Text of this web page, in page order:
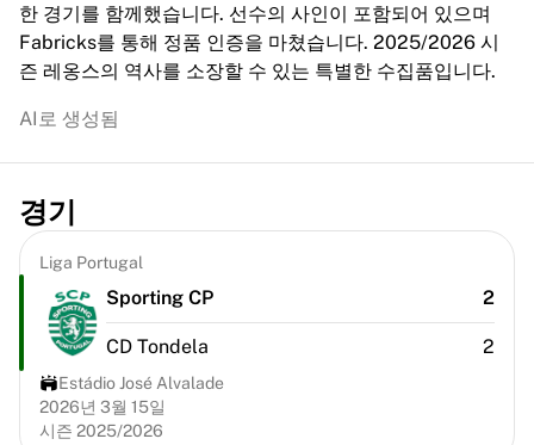
아스널 WFC
국가별로 둘러보기
농구
샬럿 호네츠
시카고 불스
포틀랜드 트레일 블레이저스
비르투스 볼로냐
농구 전체 보기
주요 NBA 팀
샬럿 호네츠
시카고 불스
포틀랜드 트레일 블레이저스
LA 클리퍼스
한 경기를 함께했습니다. 선수의 사인이 포함되어 있으며
Fabricks를 통해 정품 인증을 마쳤습니다. 2025/2026 시
즌 레옹스의 역사를 소장할 수 있는 특별한 수집품입니다.
AI로 생성됨
경기
Liga Portugal
Sporting CP 2
CD Tondela 2
Estádio José Alvalade
2026년 3월 15일
시즌 2025/2026